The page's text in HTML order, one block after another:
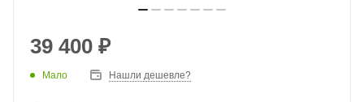
39 400 ₽
Мало Нашли дешевле?